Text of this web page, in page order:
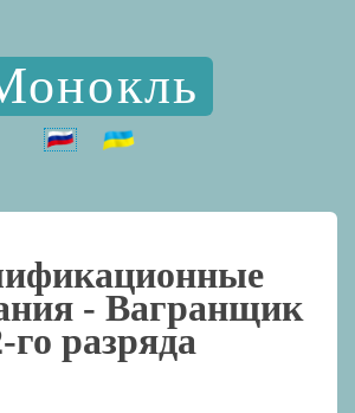
- Вагранщик
го разряда